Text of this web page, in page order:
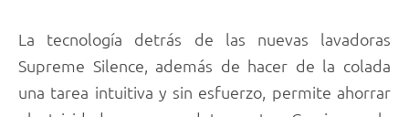
La tecnología detrás de las nuevas lavadoras
Supreme Silence, además de hacer de la colada
una tarea intuitiva y sin esfuerzo, permite ahorrar